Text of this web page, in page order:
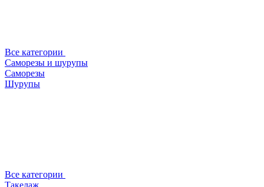
Все категории
Саморезы и шурупы
Саморезы
Шурупы
Все категории
Такелаж